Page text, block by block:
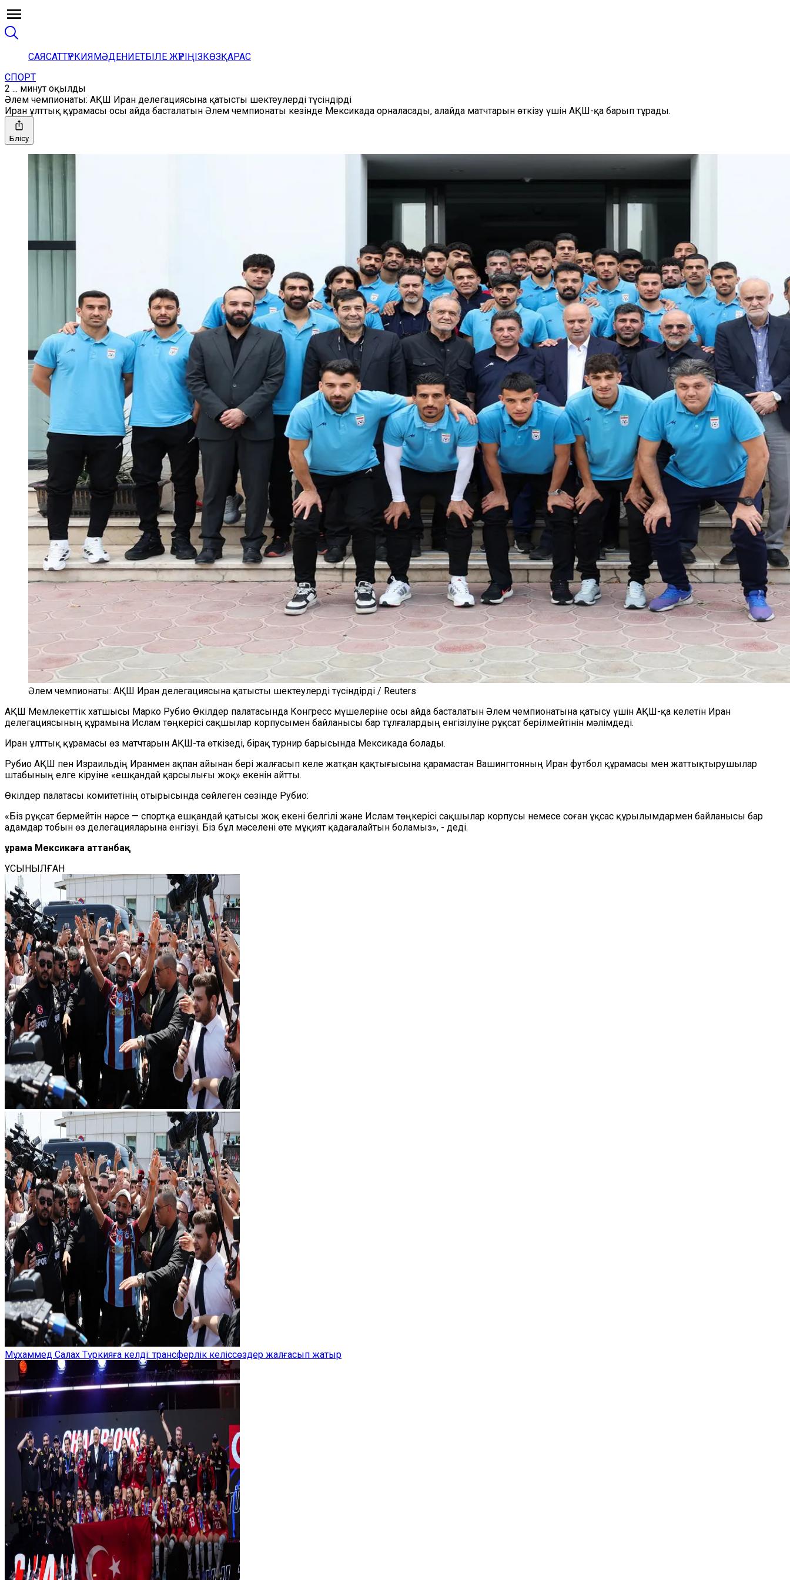
САЯСАТТҮРКИЯМӘДЕНИЕТБІЛЕ ЖҮРІҢІЗКӨЗҚАРАС
СПОРТ
2 ... минут оқылды
Әлем чемпионаты: АҚШ Иран делегациясына қатысты шектеулерді түсіндірді
Иран ұлттық құрамасы осы айда басталатын Әлем чемпионаты кезінде Мексикада орналасады, алайда матчтарын өткізу үшін АҚШ-қа барып тұрады.
Бөлісу
Әлем чемпионаты: АҚШ Иран делегациясына қатысты шектеулерді түсіндірді / Reuters
АҚШ Мемлекеттік хатшысы Марко Рубио Өкілдер палатасында Конгресс мүшелеріне осы айда басталатын Әлем чемпионатына қатысу үшін АҚШ-қа келетін Иран
делегациясының құрамына Ислам төңкерісі сақшылар корпусымен байланысы бар тұлғалардың енгізілуіне рұқсат берілмейтінін мәлімдеді.
Иран ұлттық құрамасы өз матчтарын АҚШ-та өткізеді, бірақ турнир барысында Мексикада болады.
Рубио АҚШ пен Израильдің Иранмен ақпан айынан бері жалғасып келе жатқан қақтығысына қарамастан Вашингтонның Иран футбол құрамасы мен жаттықтырушылар
штабының елге кіруіне «ешқандай қарсылығы жоқ» екенін айтты.
Өкілдер палатасы комитетінің отырысында сөйлеген сөзінде Рубио:
«Біз рұқсат бермейтін нәрсе — спортқа ешқандай қатысы жоқ екені белгілі және Ислам төңкерісі сақшылар корпусы немесе соған ұқсас құрылымдармен байланысы бар
адамдар тобын өз делегацияларына енгізуі. Біз бұл мәселені өте мұқият қадағалайтын боламыз», - деді.
Құрама Мексикаға аттанбақ
ҰСЫНЫЛҒАН
Мұхаммед Салах Түркияға келді: трансферлік келіссөздер жалғасып жатыр